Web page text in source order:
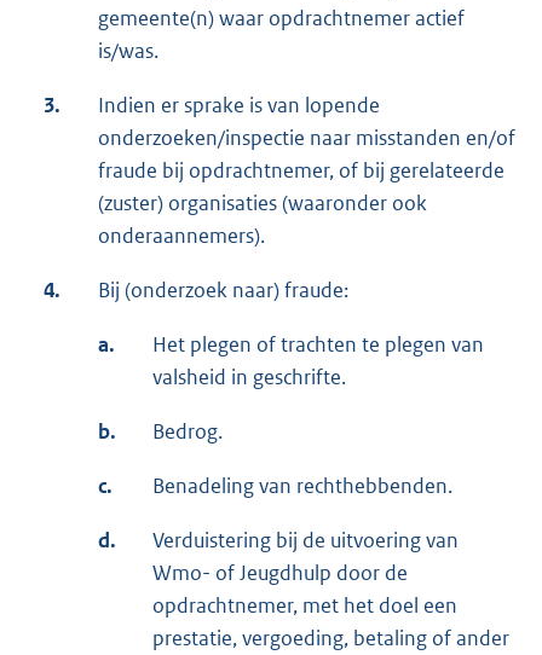
gemeente(n) waar opdrachtnemer actief
is/was.
3.
Indien er sprake is van lopende
onderzoeken/inspectie naar misstanden en/of
fraude bij opdrachtnemer, of bij gerelateerde
(zuster) organisaties (waaronder ook
onderaannemers).
4. Bij (onderzoek naar) fraude:
a.
Het plegen of trachten te plegen van
valsheid in geschrifte.
b. Bedrog.
c. Benadeling van rechthebbenden.
d.
Verduistering bij de uitvoering van
Wmo- of Jeugdhulp door de
opdrachtnemer, met het doel een
prestatie, vergoeding, betaling of ander